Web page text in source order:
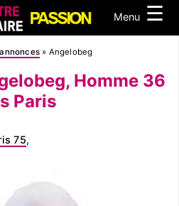
Menu ☰
annonces » Angelobeg
Homme 36
Paris
75,